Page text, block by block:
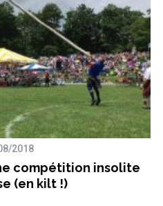
2018
compétition insolite
(en kilt !)